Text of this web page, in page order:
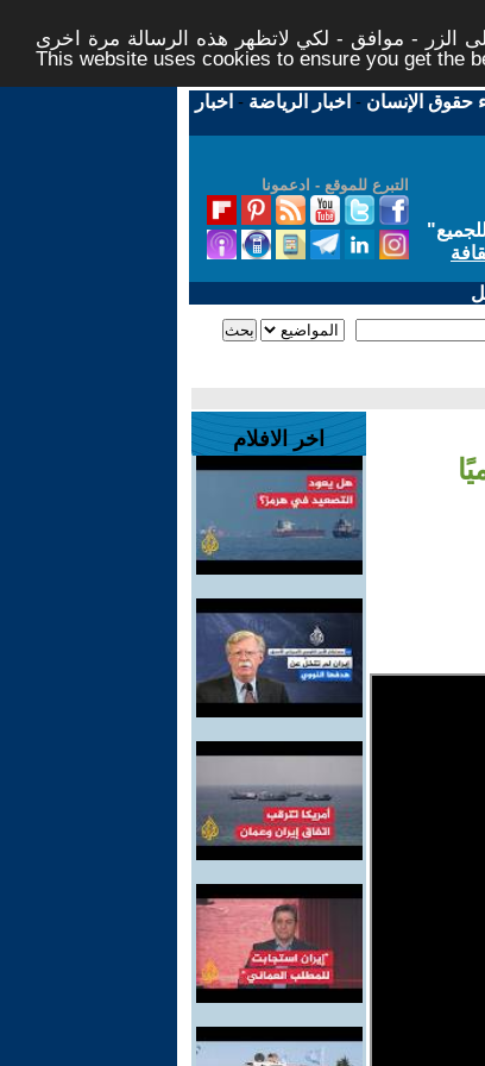
الزر - موافق - لكي لاتظهر هذه الرسالة مرة اخرى -
This website uses cookies to ensure you get the
حقوق الإنسان - اخبار الرياضة - اخبار
التبرع للموقع - ادعمونا
"
اخر الافلام